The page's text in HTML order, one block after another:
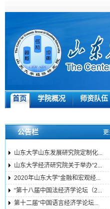
首页 学院概况 师资队伍
公告栏
山东大学山东发展研究院定制化...
山东大学经济研究院关于举办“2...
2020年山东大学“金融和宏观经...
“第十八届中国法经济学论坛（2...
第十二届“中国语言经济学论坛...